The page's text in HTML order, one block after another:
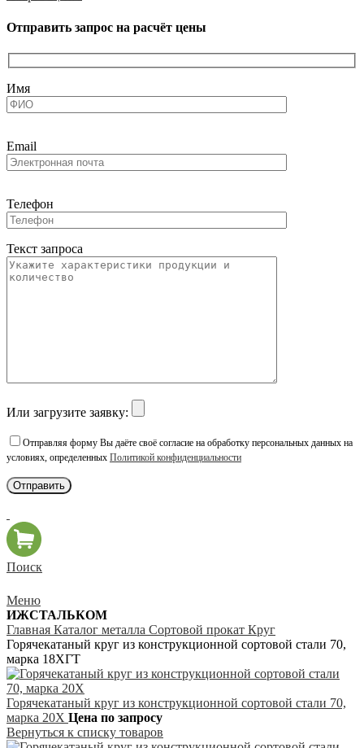
Отправить запрос на расчёт цены
Имя
Email
Телефон
Текст запроса
Или загрузите заявку:
Отправляя форму Вы даёте своё согласие на обработку персональных данных на
условиях, определенных Политикой конфиденциальности
Поиск
Меню
ИЖСТАЛЬКОМ
Главная Каталог металла Сортовой прокат Круг
Горячекатаный круг из конструкционной сортовой стали 70,
марка 18ХГТ
Горячекатаный круг из конструкционной сортовой стали 70,
марка 20Х Цена по запросу
Вернуться к списку товаров